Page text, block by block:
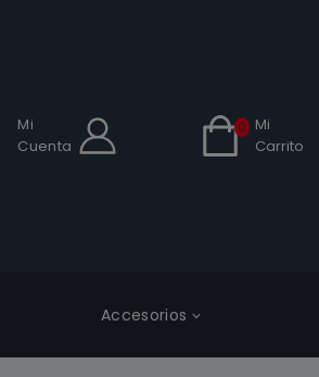
Mi
Cuenta
0
Mi
Carrito
Accesorios